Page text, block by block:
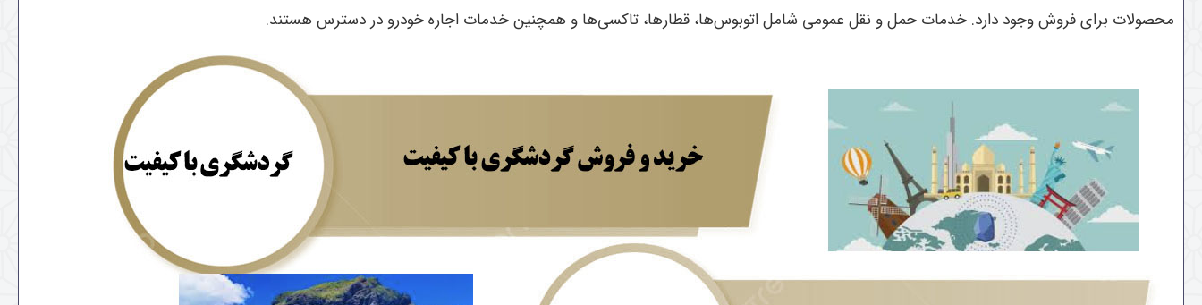
محصولات برای فروش وجود دارد. خدمات حمل و نقل عمومی شامل اتوبوس‌ها، قطارها، تاکسی‌ها و همچنین خدمات اجاره خودرو در دسترس هستند.